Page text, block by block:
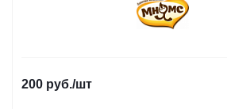
200 руб./шт